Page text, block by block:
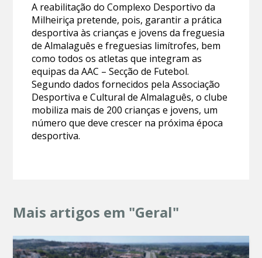
A reabilitação do Complexo Desportivo da
Milheiriça pretende, pois, garantir a prática
desportiva às crianças e jovens da freguesia
de Almalaguês e freguesias limítrofes, bem
como todos os atletas que integram as
equipas da AAC – Secção de Futebol.
Segundo dados fornecidos pela Associação
Desportiva e Cultural de Almalaguês, o clube
mobiliza mais de 200 crianças e jovens, um
número que deve crescer na próxima época
desportiva.
Mais artigos em "Geral"